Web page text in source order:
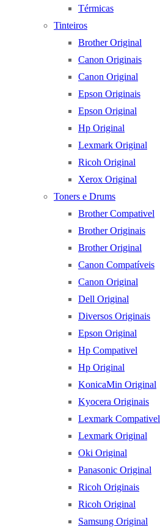
Térmicas
Tinteiros
Brother Original
Canon Originais
Canon Original
Epson Originais
Epson Original
Hp Original
Lexmark Original
Ricoh Original
Xerox Original
Toners e Drums
Brother Compativel
Brother Originais
Brother Original
Canon Compatíveis
Canon Original
Dell Original
Diversos Originais
Epson Original
Hp Compativel
Hp Original
KonicaMin Original
Kyocera Originais
Lexmark Compativel
Lexmark Original
Oki Original
Panasonic Original
Ricoh Originais
Ricoh Original
Samsung Original